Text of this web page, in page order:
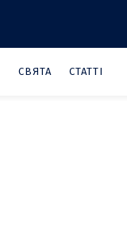
СВЯТА СТАТТІ